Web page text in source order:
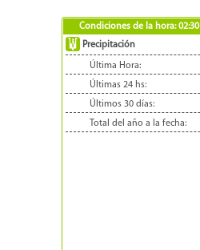
Condiciones de la hora:02:30
Precipitación
Última Hora:
Últimas 24 hs:
Últimos 30 días:
Total del año a la fecha: